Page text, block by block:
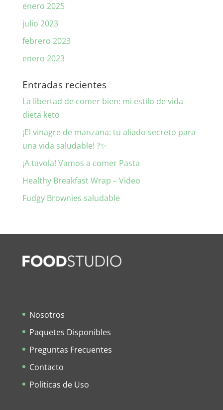
enero 2025
julio 2023
febrero 2023
enero 2023
Entradas recientes
La libertad de comer bien: mi estilo de vida
dieta keto
¡El vinagre de manzana: tu aliado secreto para
una vida saludable! ?✨
¡A tavola! Vamos a comer Pasta
Healthy Breakfast Wrap – Video
Fudgy Brownies saludable
Nosotros
Paquetes Disponibles
Preguntas Frecuentes
Contacto
Politicas de Uso